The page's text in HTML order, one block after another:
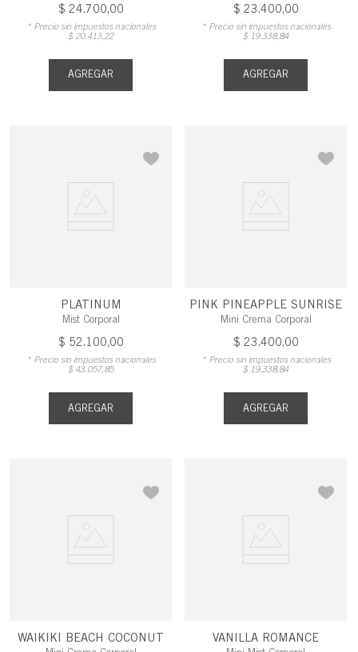
$ 24.700,00
* Precio sin impuestos nacionales
$ 20.413, 22
AGREGAR
$ 23.400,00
* Precio sin impuestos nacionales
$ 19.338,84
AGREGAR
PLATINUM
Mist Corporal
$ 52.100,00
* Precio sin impuestos nacionales
$ 43. 057, 85
AGREGAR
PINK PINEAPPLE SUNRISE
Mini Crema Corporal
$ 23.400,00
* Precio sin impuestos nacionales
$ 19.338,84
AGREGAR
WAIKIKI BEACH COCONUT VANILLA ROMANCE